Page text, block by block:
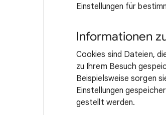
Einstellungen für
Informationen
Cookies sind Dateien,
zu Ihrem Besuch
Beispielsweise sorgen
Einstellungen
gestellt werden.